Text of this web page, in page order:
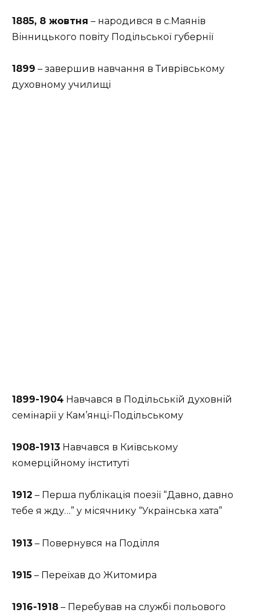
1885, 8 жовтня – народився в с.Маянів
Вінницького повіту Подільської губернії
1899 – завершив навчання в Тиврівському
духовному училищі
1899-1904 Навчався в Подільській духовній
семінарії у Кам’янці-Подільському
1908-1913 Навчався в Київському
комерційному інституті
1912 – Перша публікація поезії “Давно, давно
тебе я жду…” у місячнику “Українська хата”
1913 – Повернувся на Поділля
1915 – Переїхав до Житомира
1916-1918 – Перебував на службі польового